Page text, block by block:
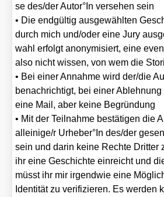
se des/​der Autor°In ver­se­hen sein
• Die end­gül­tig aus­ge­wähl­ten
durch mich und/​oder eine Jury
wahl erfolgt anony­mi­siert, eine
also nicht wis­sen, von wem die
• Bei einer Annah­me wird der/​die
benach­rich­tigt, bei einer
eine Mail, aber kei­ne Begrün­dung
• Mit der Teil­nah­me bestä­ti­gen die
alleinige/​r Urheber°In des/​der
sein und dar­in kei­ne Rech­te Drit­ter
ihr eine Geschich­te ein­reicht und
müsst ihr mir irgend­wie eine
Iden­ti­tät zu veri­fi­zie­ren. Es wer­den